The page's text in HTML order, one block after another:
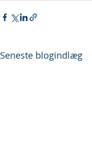
Seneste blogindlæg